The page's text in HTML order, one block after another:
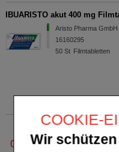
COOKIE-
Wir
IBUARISTO akut 400 mg
Aristo Pharma GmbH
16160295
50 St Filmtabletten
0800-10 11 422